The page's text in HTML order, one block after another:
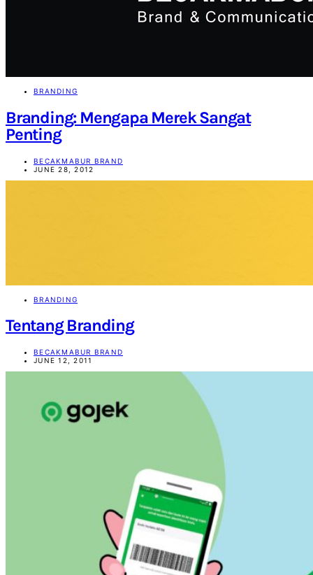
BRANDING
Branding: Mengapa Merek Sangat
Penting
BECAKMABUR BRAND
JUNE 28, 2012
BRANDING
Tentang Branding
BECAKMABUR BRAND
JUNE 12, 2011
SEARCH